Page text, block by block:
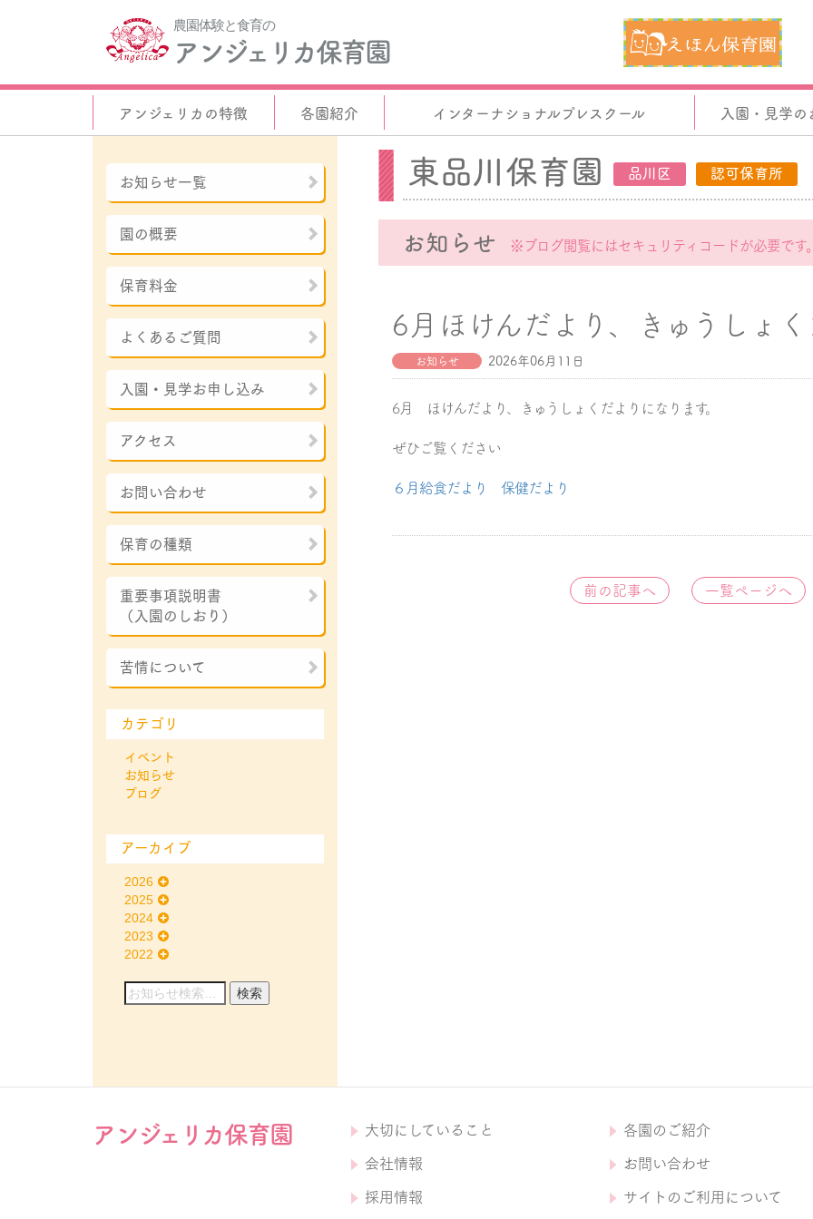
農園体験と食育の
アンジェリカ保育園
アンジェリカの特徴 各園紹介 インターナショナルプレスクール 入園・見学の
東品川保育園 品川区 認可保育所
お知らせ ※ブログ閲覧にはセキュリティコードが必要です。
6月ほけんだより、きゅうしょく
お知らせ 2026年06月11日
6月 ほけんだより、きゅうしょくだよりになります。
ぜひご覧ください
６月給食だより 保健だより
前の記事へ 一覧ページへ
お知らせ一覧
園の概要
保育料金
よくあるご質問
入園・見学お申し込み
アクセス
お問い合わせ
保育の種類
重要事項説明書
（入園のしおり）
苦情について
カテゴリ
イベント
お知らせ
ブログ
アーカイブ
2026
2025
2024
2023
2022
アンジェリカ保育園 大切にしていること
会社情報
採用情報
各園のご紹介
お問い合わせ
サイトのご利用について